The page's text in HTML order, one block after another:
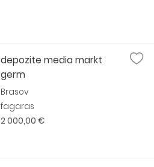
depozite media markt
germ
Brasov
fagaras
2 000,00 €